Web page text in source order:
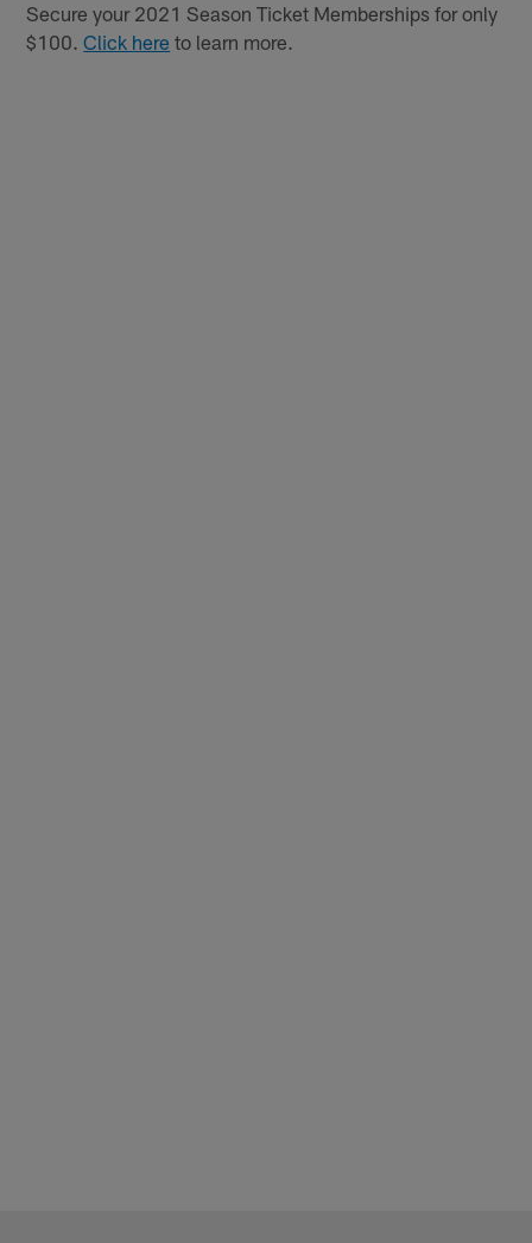
Secure your 2021 Season Ticket Memberships for only
$100.Click here to learn more.